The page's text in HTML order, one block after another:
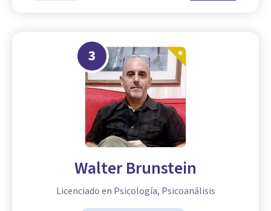
3
Walter Brunstein
Licenciado en Psicología, Psicoanálisis